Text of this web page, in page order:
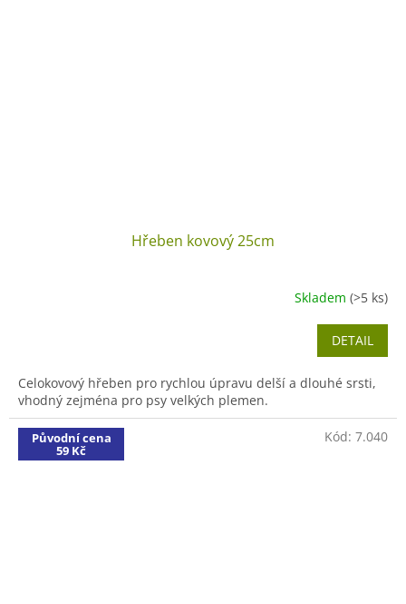
Hřeben kovový 25cm
Skladem (>5 ks)
DETAIL
Celokovový hřeben pro rychlou úpravu delší a dlouhé srsti,
vhodný zejména pro psy velkých plemen.
Původní cena
59 Kč
Kód: 7.040